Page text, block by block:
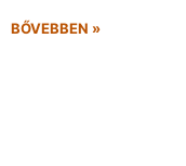
BŐVEBBEN »